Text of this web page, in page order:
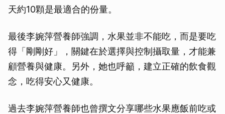
天約10顆是最適合的份量。
最後李婉萍營養師強調，水果並非不能吃，而是要吃
得「剛剛好」，關鍵在於選擇與控制攝取量，才能兼
顧營養與健康。另外，她也呼籲，建立正確的飲食觀
念，吃得安心又健康。
過去李婉萍營養師也曾撰文分享哪些水果應飯前吃或